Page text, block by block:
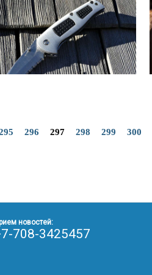
296 297 298 299 300
новостей:
708-3425457